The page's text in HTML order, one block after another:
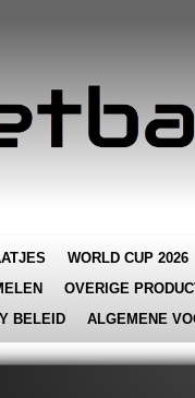
WORLD CUP 2026
OVERIGE
BELEID ALGEMENE